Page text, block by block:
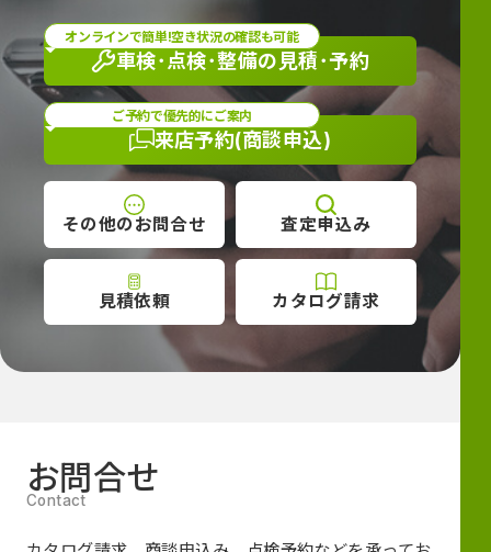
オンラインで簡単!空き状況の確認も可能
車検･点検･整備の見積･予約
ご予約で優先的にご案内
来店予約(商談申込)
その他の お問合せ 査定申込み
見積依頼 カタログ請求
お問合せ